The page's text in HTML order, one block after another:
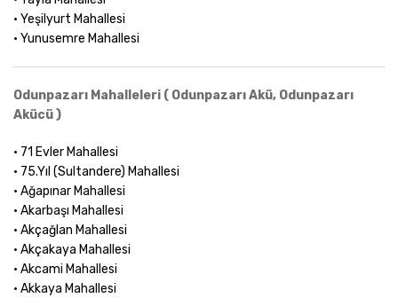
• Yeşilyurt Mahallesi
• Yunusemre Mahallesi
Odunpazarı Mahalleleri ( Odunpazarı Akü, Odunpazarı
Akücü )
• 71 Evler Mahallesi
• 75.Yıl (Sultandere) Mahallesi
• Ağapınar Mahallesi
• Akarbaşı Mahallesi
• Akçağlan Mahallesi
• Akçakaya Mahallesi
• Akcami Mahallesi
• Akkaya Mahallesi